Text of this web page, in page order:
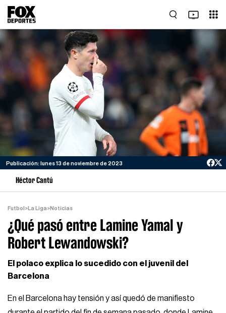
Publicación: lunes 13 de noviembre de 2023
Héctor Cantú
Futbol >La Liga>Noticias
¿Qué pasó entre Lamine Yamal y
Robert Lewandowski?
El polaco explica lo sucedido con el juvenil del
Barcelona
En el Barcelona hay tensión y así quedó de manifiesto